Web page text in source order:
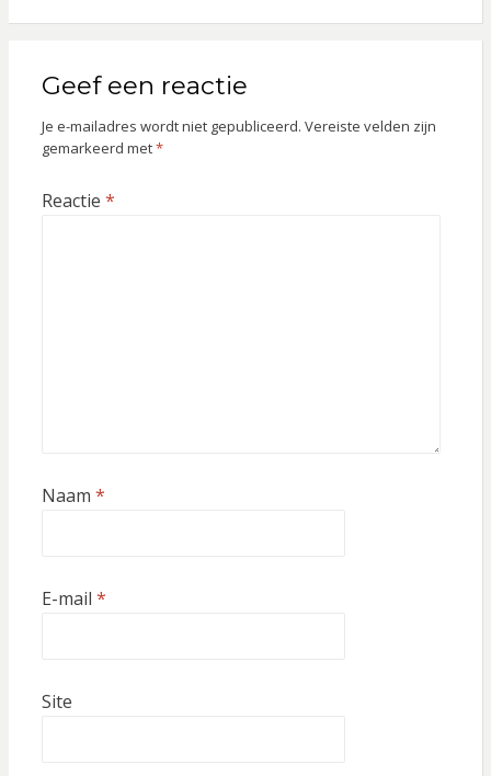
Geef een reactie
Je e-mailadres wordt niet gepubliceerd. Vereiste velden zijn
gemarkeerd met*
Reactie *
Naam *
E-mail *
Site